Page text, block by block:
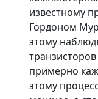
известному
Гордоном
этому
примерно
этому